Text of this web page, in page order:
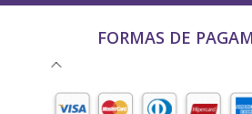
FORMAS DE